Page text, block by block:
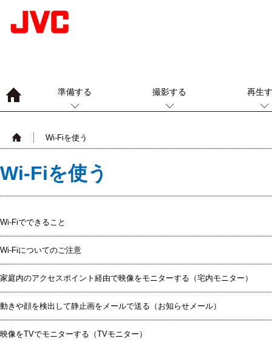
準備する 撮影する 再生
Wi-Fiを使う
Wi-Fiを使う
Wi-Fiでできること
Wi-Fiについてのご注意
家庭内のアクセスポイント経由で映像をモニターする（宅内モニター）
動きや顔を検出して静止画をメールで送る（お知らせメール）
映像をTVでモニターする（TVモニター）